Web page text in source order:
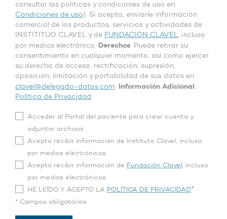
consultar las políticas y condiciones de uso en:
Condiciones de uso). Si acepta, enviarle información
comercial de los productos, servicios y actividades de
INSTITITUO CLAVEL y de FUNDACIÓN CLAVEL, incluso
por medios electrónico. Derechos: Puede retirar su
consentimiento en cualquier momento, así como ejercer
su derecho de acceso, rectificación, supresión,
oposición, limitación y portabilidad de sus datos en
clavel@delegado-datos.com. Información Adicional:
Política de Privacidad.
Acceder al Portal del paciente para crear cuenta y
adjuntar archivos
Acepto recibir información de Instituto Clavel, incluso
por medios electrónicos.
Acepto recibir información de Fundación Clavel, incluso
por medios electrónicos.
HE LEÍDO Y ACEPTO LA POLÍTICA DE PRIVACIDAD*
* Campos obligatorios